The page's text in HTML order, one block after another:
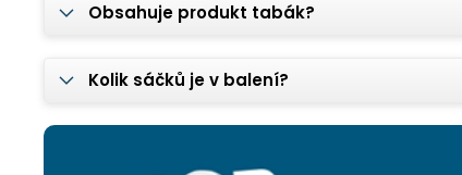
Obsahuje produkt tabák?
Kolik sáčků je v balení?